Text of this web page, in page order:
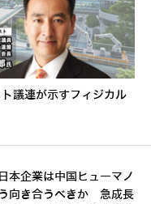
議連が示すフィジカル
本企業は中国ヒューマノ
向き合うべきか 急成長